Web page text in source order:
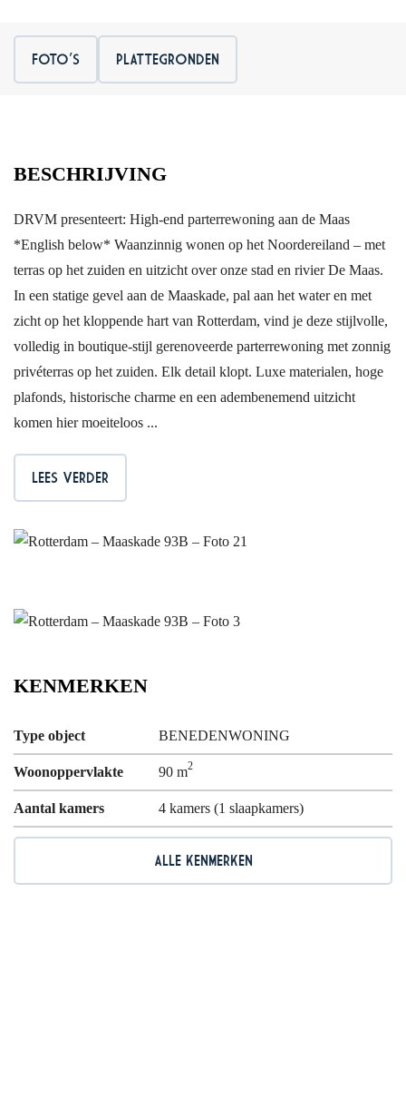
FOTO'S PLATTEGRONDEN
BESCHRIJVING
DRVM presenteert: High-end parterrewoning aan de Maas
*English below* Waanzinnig wonen op het Noordereiland – met
terras op het zuiden en uitzicht over onze stad en rivier De Maas.
In een statige gevel aan de Maaskade, pal aan het water en met
zicht op het kloppende hart van Rotterdam, vind je deze stijlvolle,
volledig in boutique-stijl gerenoveerde parterrewoning met zonnig
privéterras op het zuiden. Elk detail klopt. Luxe materialen, hoge
plafonds, historische charme en een adembenemend uitzicht
komen hier moeiteloos ...
LEES VERDER
KENMERKEN
Type object BENEDENWONING
Woonoppervlakte 90 m2
Aantal kamers 4 kamers (1 slaapkamers)
ALLE KENMERKEN